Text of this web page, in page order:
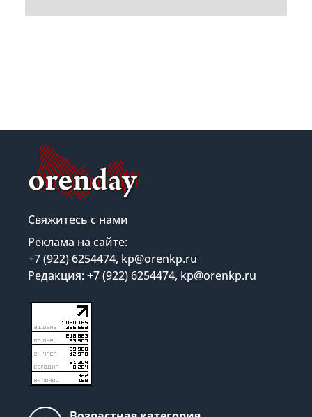
Свяжитесь с нами
Реклама на сайте:
+7 (922) 6254474, kp@orenkp.ru
Редакция: +7 (922) 6254474, kp@orenkp.ru